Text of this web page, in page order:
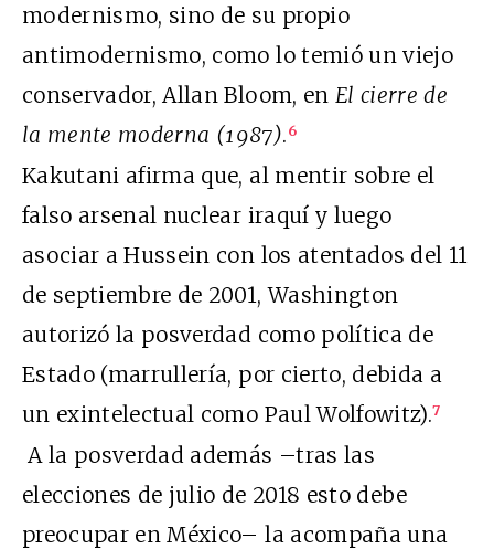
modernismo, sino de su propio
antimodernismo, como lo temió un viejo
conservador, Allan Bloom, en El cierre de
la mente moderna (1987). 6
Kakutani afirma que, al mentir sobre el
falso arsenal nuclear iraquí y luego
asociar a Hussein con los atentados del 11
de septiembre de 2001, Washington
autorizó la posverdad como política de
Estado (marrullería, por cierto, debida a
un exintelectual como Paul Wolfowitz).7
A la posverdad además –tras las
elecciones de julio de 2018 esto debe
preocupar en México– la acompaña una